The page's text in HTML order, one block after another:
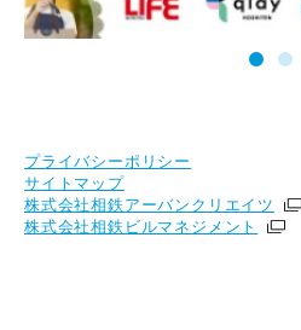
プライバシーポリシー
サイトマップ
株式会社相鉄アーバンクリエイツ
株式会社相鉄ビルマネジメント